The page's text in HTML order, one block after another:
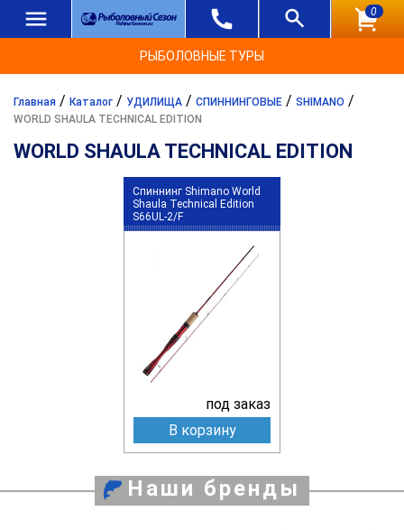
0
РЫБОЛОВНЫЕ ТУРЫ
Главная / Каталог / УДИЛИЩА / СПИННИНГОВЫЕ / SHIMANO /
WORLD SHAULA TECHNICAL EDITION
WORLD SHAULA TECHNICAL EDITION
Спиннинг Shimano World
Shaula Technical Edition
S66UL-2/F
под заказ
В корзину
Наши бренды